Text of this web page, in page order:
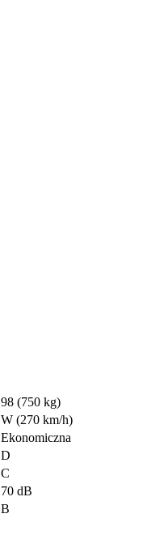
98 (750 kg)
W (270 km/h)
Ekonomiczna
D
C
70 dB
B